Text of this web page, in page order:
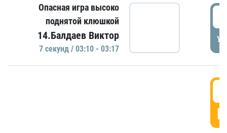
Опасная игра высоко
поднятой клюшкой
14.Балдаев Виктор
7 секунд / 03:10 - 03:17